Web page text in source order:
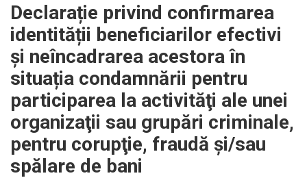
Declarație privind confirmarea
identității beneficiarilor efectivi
și neîncadrarea acestora în
situația condamnării pentru
participarea la activităţi ale unei
organizaţii sau grupări criminale,
pentru corupţie, fraudă şi/sau
spălare de bani